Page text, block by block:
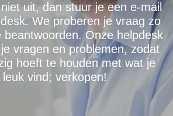
uit, dan stuur je een e-mail
We proberen je vraag zo
beantwoorden. Onze helpdesk
vragen en problemen, zodat
hoeft te houden met wat je
leuk vind; verkopen!